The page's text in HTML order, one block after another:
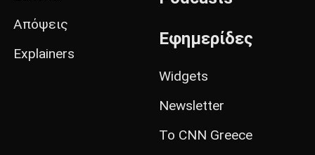
Απόψεις
Explainers
Εφημερίδες
Widgets
Newsletter
Το CNN Greece